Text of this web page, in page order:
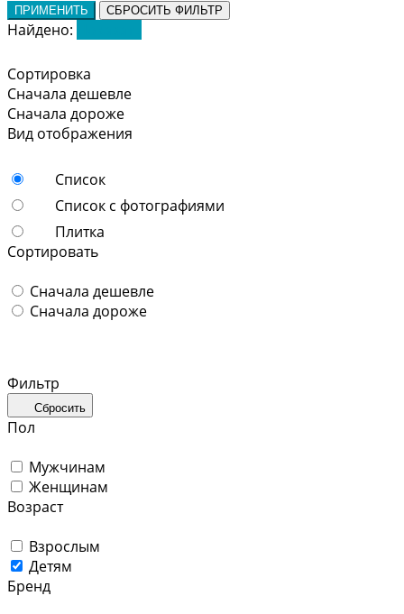
ПРИМЕНИТЬ СБРОСИТЬ ФИЛЬТР
Найдено:
Сортировка
Сначала дешевле
Сначала дороже
Вид отображения
Список
Список с фотографиями
Плитка
Сортировать
Сначала дешевле
Сначала дороже
Фильтр
Сбросить
Пол
Мужчинам
Женщинам
Возраст
Взрослым
Детям
Бренд